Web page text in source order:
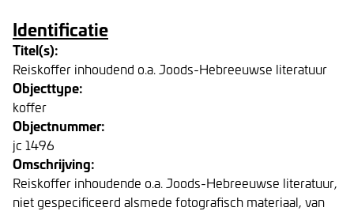
Identificatie
Titel(s):
Reiskoffer inhoudend o.a. Joods-Hebreeuwse literatuur
Objecttype:
koffer
Objectnummer:
jc 1496
Omschrijving:
Reiskoffer inhoudende o.a. Joods-Hebreeuwse literatuur,
niet gespecificeerd alsmede fotografisch materiaal, van